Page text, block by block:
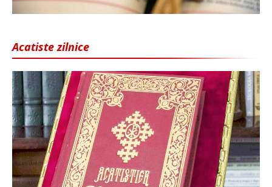
Acatiste zilnice